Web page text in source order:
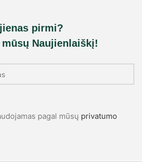
pirmi?
Naujienlaiškį!
pagal mūsų privatumo